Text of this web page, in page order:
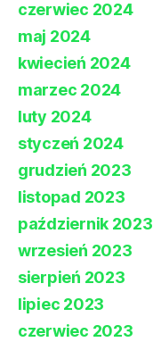
czerwiec 2024
maj 2024
kwiecień 2024
marzec 2024
luty 2024
styczeń 2024
grudzień 2023
listopad 2023
październik 2023
wrzesień 2023
sierpień 2023
lipiec 2023
czerwiec 2023